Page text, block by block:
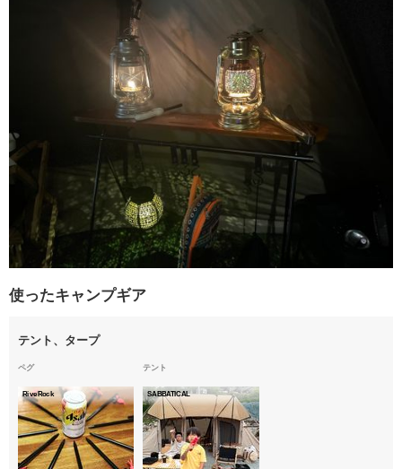
使ったキャンプギア
テント、タープ
ペグ
RiveRock
テント
SABBATICAL